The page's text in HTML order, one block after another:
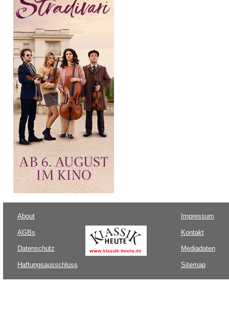
About
AGBs
Datenschutz
Haftungsausschluss
Impressum
Kontakt
Mediadaten
Sitemap